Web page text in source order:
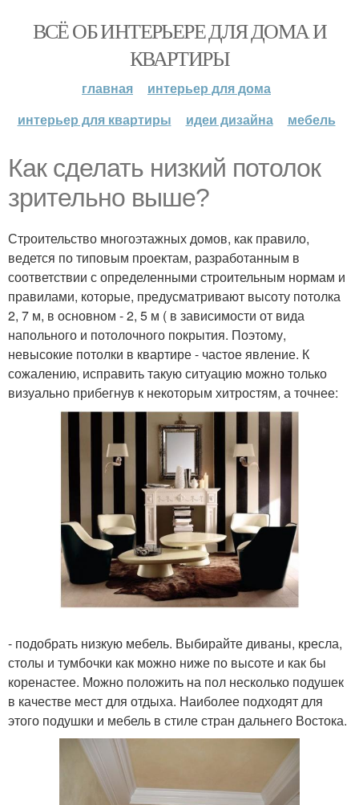
ВСЁ ОБ ИНТЕРЬЕРЕ ДЛЯ ДОМА И
КВАРТИРЫ
главная
интерьер для дома
интерьер для квартиры
идеи дизайна мебель
Как сделать низкий потолок
зрительно выше?
Строительство многоэтажных домов, как правило,
ведется по типовым проектам, разработанным в
соответствии с определенными строительным нормам и
правилами, которые, предусматривают высоту потолка
2, 7 м, в основном - 2, 5 м ( в зависимости от вида
напольного и потолочного покрытия. Поэтому,
невысокие потолки в квартире - частое явление. К
сожалению, исправить такую ситуацию можно только
визуально прибегнув к некоторым хитростям, а точнее:
- подобрать низкую мебель. Выбирайте диваны, кресла,
столы и тумбочки как можно ниже по высоте и как бы
коренастее. Можно положить на пол несколько подушек
в качестве мест для отдыха. Наиболее подходят для
этого подушки и мебель в стиле стран дальнего Востока.